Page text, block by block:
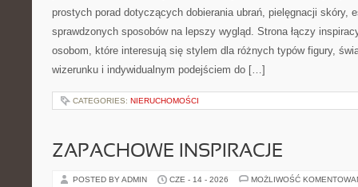
prostych porad dotyczących dobierania ubrań, pielęgnacji skóry,
sprawdzonych sposobów na lepszy wygląd. Strona łączy
osobom, które interesują się stylem dla różnych typów figury,
wizerunku i indywidualnym podejściem do […]
CATEGORIES: NIERUCHOMOŚCI
ZAPACHOWE INSPIRACJE
POSTED BY ADMIN CZE - 14 - 2026 MOŻLIWOŚĆ